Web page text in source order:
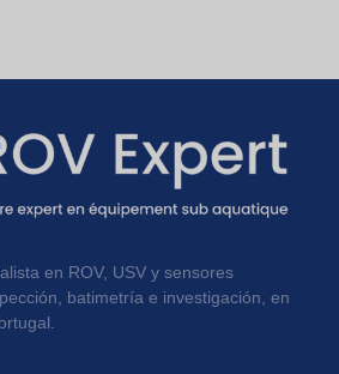
en ROV, USV y sensores
batimetría e investigación, en